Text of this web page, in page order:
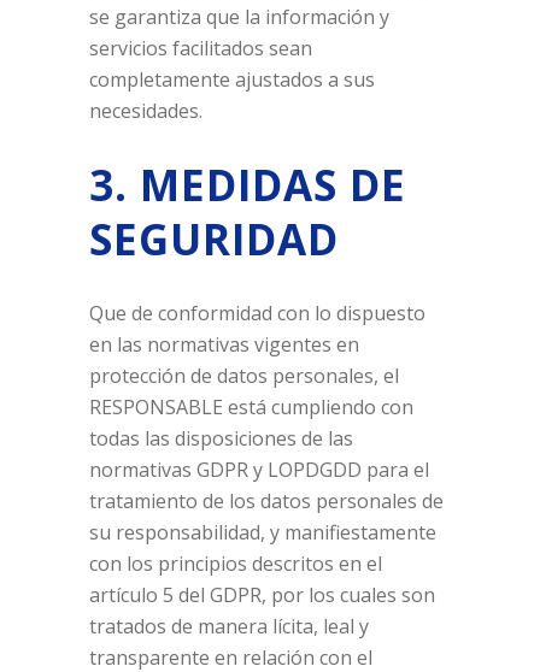
se garantiza que la información y
servicios facilitados sean
completamente ajustados a sus
necesidades.
3. MEDIDAS DE
SEGURIDAD
Que de conformidad con lo dispuesto
en las normativas vigentes en
protección de datos personales, el
RESPONSABLE está cumpliendo con
todas las disposiciones de las
normativas GDPR y LOPDGDD para el
tratamiento de los datos personales de
su responsabilidad, y manifiestamente
con los principios descritos en el
artículo 5 del GDPR, por los cuales son
tratados de manera lícita, leal y
transparente en relación con el